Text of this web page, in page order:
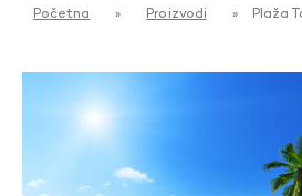
Početna » Proizvodi » Plaža